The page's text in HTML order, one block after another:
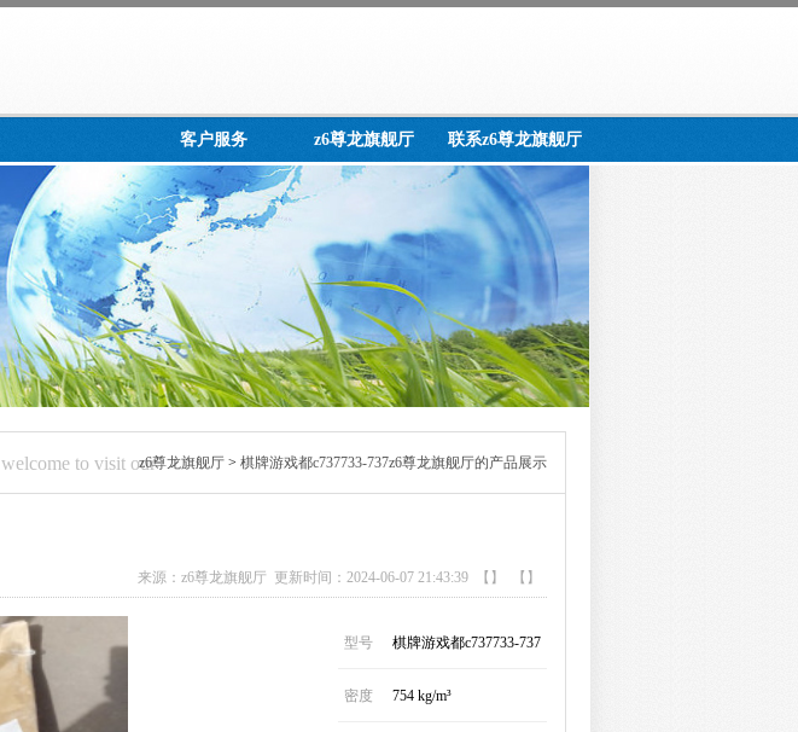
客户服务 z6尊龙旗舰厅 联系z6尊龙旗舰厅
z6尊龙旗舰厅> 棋牌游戏都c737733-737z6尊龙旗舰厅的产品展示
welcome to visit our
来源： z6尊龙旗舰厅 更新时间：2024-06-07 21:43:39 【】 【】
型号 棋牌游戏都c737733-737
密度 754 kg/m³